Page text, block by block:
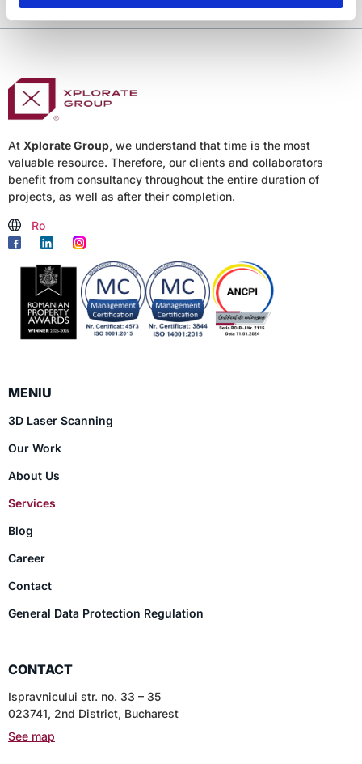
At Xplorate Group, we understand that time is the most
valuable resource. Therefore, our clients and collaborators
benefit from consultancy throughout the entire duration of
projects, as well as after their completion.
Ro
MENIU
3D Laser Scanning
Our Work
About Us
Services
Blog
Career
Contact
General Data Protection Regulation
CONTACT
Ispravnicului str. no. 33 – 35
023741, 2nd District, Bucharest
See map